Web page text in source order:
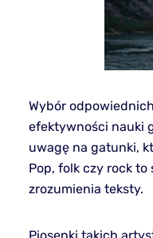
Wybór
efektywności nauki
uwagę na gatunki,
Pop, folk czy rock
zrozumienia teksty.
Piosenki takich